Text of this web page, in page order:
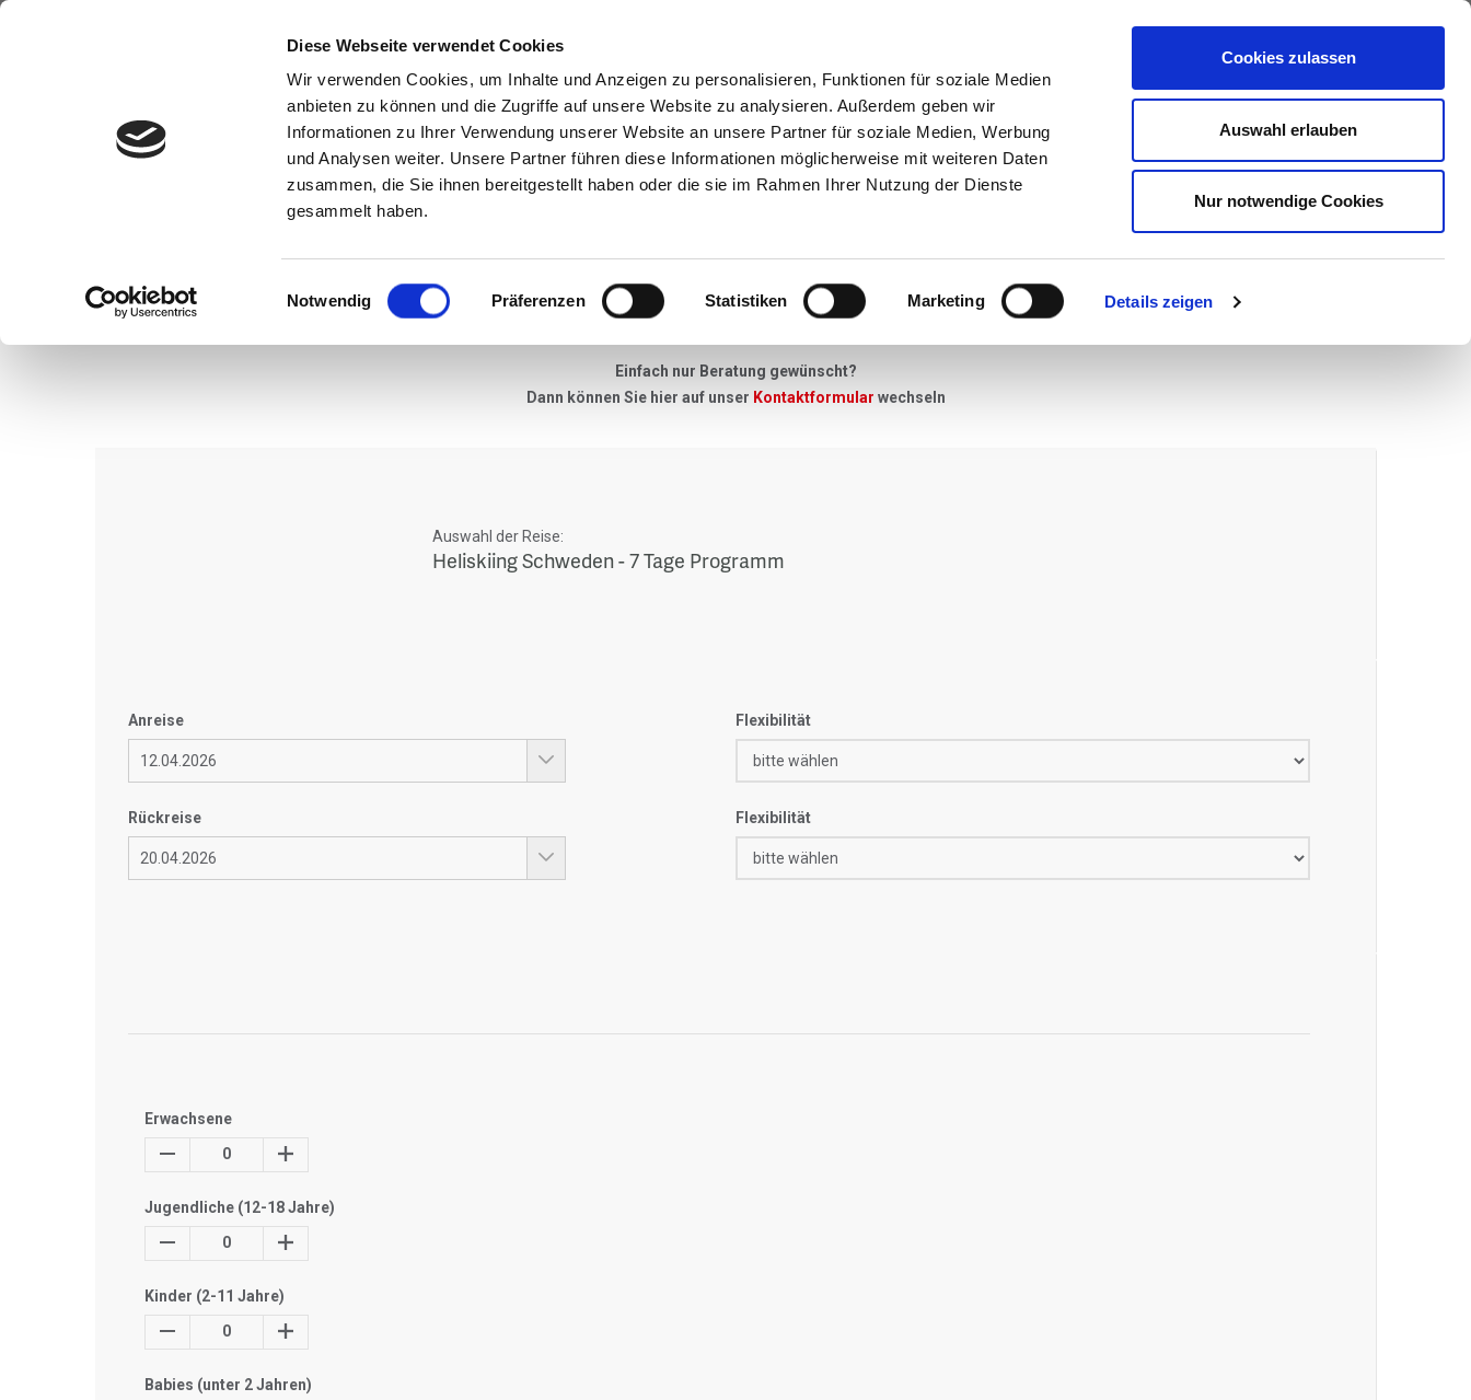
Diese Webseite verwendet Cookies
Wir verwenden Cookies, um Inhalte und Anzeigen zu personalisieren, Funktionen für soziale Medien
anbieten zu können und die Zugriffe auf unsere Website zu analysieren. Außerdem geben wir
Informationen zu Ihrer Verwendung unserer Website an unsere Partner für soziale Medien, Werbung
und Analysen weiter. Unsere Partner führen diese Informationen möglicherweise mit weiteren Daten
zusammen, die Sie ihnen bereitgestellt haben oder die sie im Rahmen Ihrer Nutzung der Dienste
gesammelt haben.
Einwilligungsauswahl
Notwendig Präferenzen Statistiken Marketing Details zeigen
Cookies zulassen
Auswahl erlauben
Nur notwendige Cookies
Anfragen
Neues Angebot
Wenn Sie konkrete Vorstellungen zu Ihrer Skireise haben - einfach unser Anfrageformular ausfüllen, wir melden uns umgehend bei Ihnen.
Einfach nur Beratung gewünscht?
Dann können Sie hier auf unser Kontaktformular wechseln
Auswahl der Reise:
Heliskiing Schweden - 7 Tage Programm
Anreise Flexibilität
Rückreise Flexibilität
Erwachsene
0
Jugendliche (12-18 Jahre)
0
Kinder (2-11 Jahre)
0
Babies (unter 2 Jahren)